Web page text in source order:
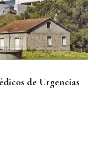
de Urgencias